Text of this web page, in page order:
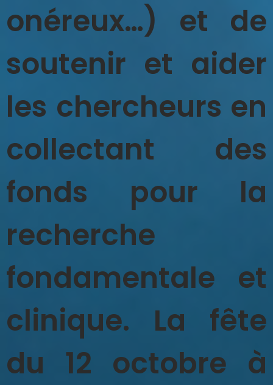
onéreux…) et de
soutenir et aider
les chercheurs en
collectant des
fonds pour la
recherche
fondamentale et
clinique. La fête
du 12 octobre à